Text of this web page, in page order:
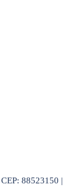
88523150 |